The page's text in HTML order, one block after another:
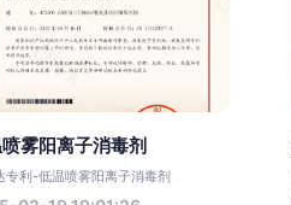
雾阳离子消毒剂
专利-低温喷雾阳离子消毒剂